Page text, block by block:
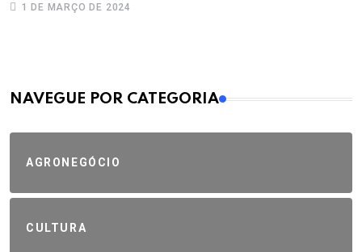
1 DE MARÇO DE 2024
MAIS VISTOS
NAVEGUE POR CATEGORIA
AGRONEGÓCIO
CULTURA